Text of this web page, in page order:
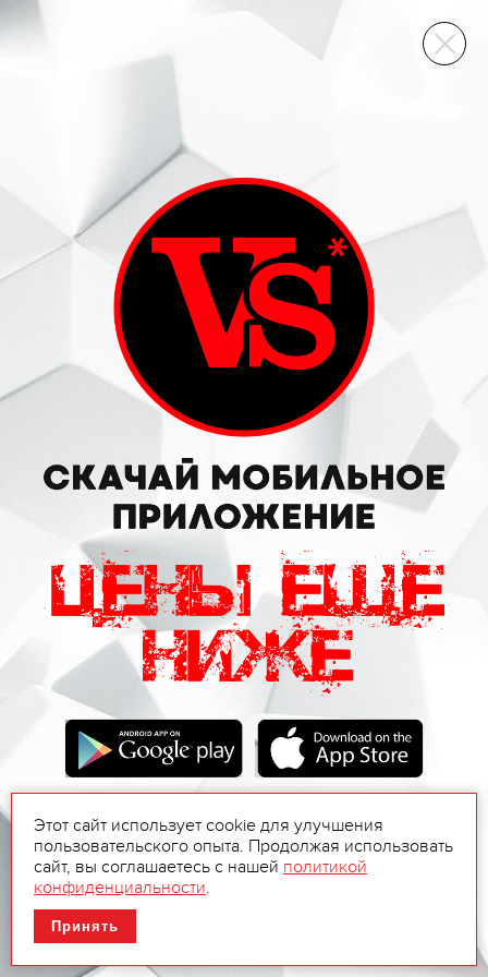
ВИННЫЙ СКЛАД
Этот сайт использует cookie для улучшения
пользовательского опыта. Продолжая использовать
сайт, вы соглашаетесь с нашей политикой
конфиденциальности.
Принять